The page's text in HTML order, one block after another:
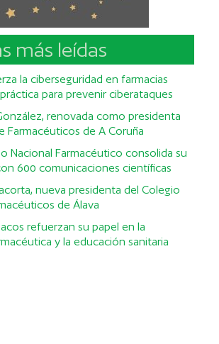
más leídas
la ciberseguridad en farmacias
para prevenir ciberataques
renovada como presidenta
Farmacéuticos de A Coruña
Nacional Farmacéutico consolida su
600 comunicaciones científicas
nueva presidenta del Colegio
de Álava
refuerzan su papel en la
y la educación sanitaria